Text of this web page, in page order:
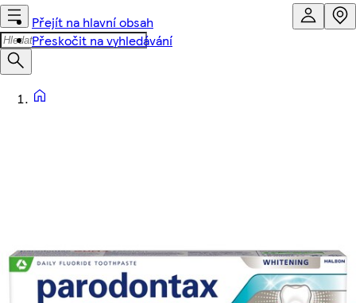
Přejít na hlavní obsah
Přeskočit na vyhledávání